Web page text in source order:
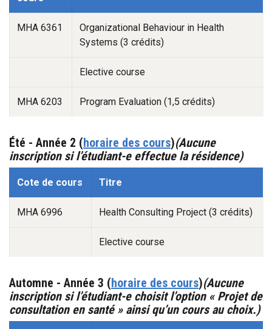
MHA 6361
Organizational Behaviour in Health
Systems (3 crédits)
Elective course
MHA 6203 Program Evaluation (1,5 crédits)
Été - Année 2 (horaire des cours)(Aucune
inscription si l’étudiant-e effectue la résidence)
Cote de cours Titre
MHA 6996 Health Consulting Project (3 crédits)
Elective course
Automne - Année 3 (horaire des cours)(Aucune
inscription si l’étudiant-e choisit l’option « Projet de
consultation en santé » ainsi qu’un cours au choix.)